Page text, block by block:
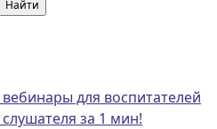
вебинары для воспитателей
слушателя за 1 мин!